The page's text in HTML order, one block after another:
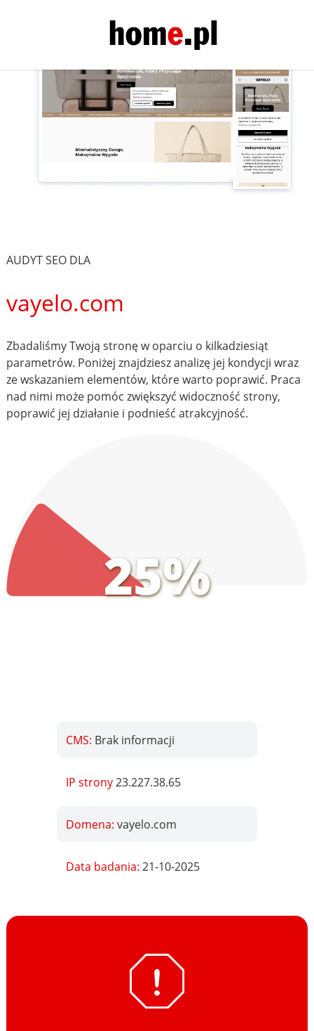
AUDYT SEO DLA
vayelo.com
Zbadaliśmy Twoją stronę w oparciu o kilkadziesiąt
parametrów. Poniżej znajdziesz analizę jej kondycji wraz
ze wskazaniem elementów, które warto poprawić. Praca
nad nimi może pomóc zwiększyć widoczność strony,
poprawić jej działanie i podnieść atrakcyjność.
25%
CMS: Brak informacji
IP strony23.227.38.65
Domena:vayelo.com
Data badania:21-10-2025